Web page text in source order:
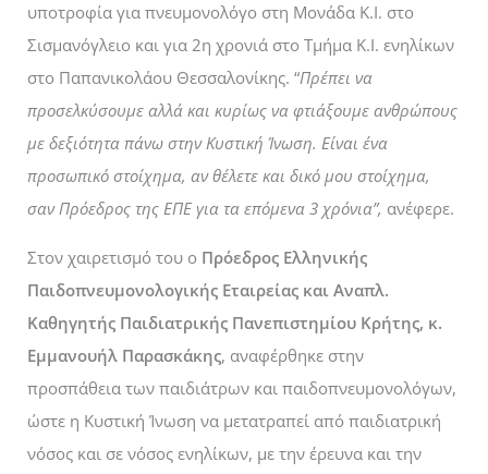
υποτροφία για πνευμονολόγο στη Μονάδα Κ.Ι. στο
Σισμανόγλειο και για 2η χρονιά στο Τμήμα Κ.Ι. ενηλίκων
στο Παπανικολάου Θεσσαλονίκης. “Πρέπει να
προσελκύσουμε αλλά και κυρίως να φτιάξουμε ανθρώπους
με δεξιότητα πάνω στην Κυστική Ίνωση. Είναι ένα
προσωπικό στοίχημα, αν θέλετε και δικό μου στοίχημα,
σαν Πρόεδρος της ΕΠΕ για τα επόμενα 3 χρόνια”, ανέφερε.
Στον χαιρετισμό του ο Πρόεδρος Ελληνικής
Παιδοπνευμονολογικής Εταιρείας και Αναπλ.
Καθηγητής Παιδιατρικής Πανεπιστημίου Κρήτης, κ.
Εμμανουήλ Παρασκάκης, αναφέρθηκε στην
προσπάθεια των παιδιάτρων και παιδοπνευμονολόγων,
ώστε η Κυστική Ίνωση να μετατραπεί από παιδιατρική
νόσος και σε νόσος ενηλίκων, με την έρευνα και την